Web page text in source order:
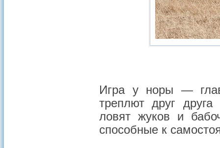
Игра у норы —
треплют друг
ловят жуков и
способные к